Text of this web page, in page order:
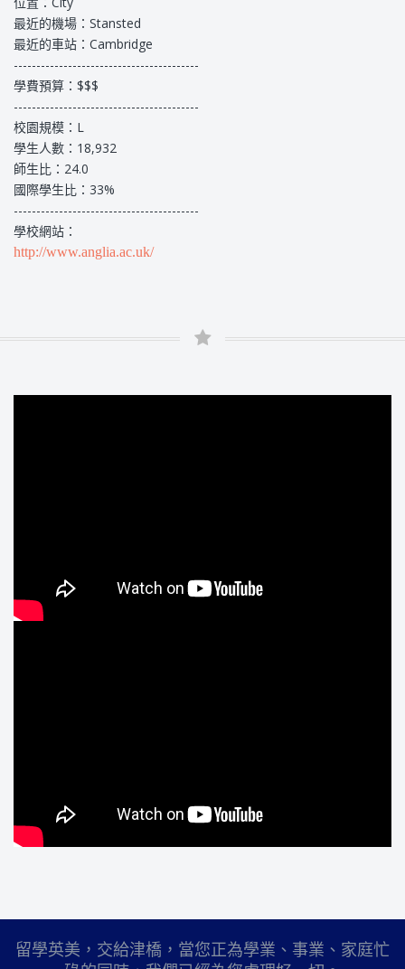
最近的機場：Stansted
最近的車站：Cambridge
-----------------------------------------
學費預算：$$$
-----------------------------------------
校園規模：L
學生人數：18,932
師生比：24.0
國際學生比：33%
-----------------------------------------
學校網站：
http://www.anglia.ac.uk/
留學英美，交給津橋，當您正為學業、事業、家庭忙